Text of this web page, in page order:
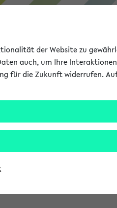
der Website zu
auch, um Ihre
für die Zukunft widerrufen.